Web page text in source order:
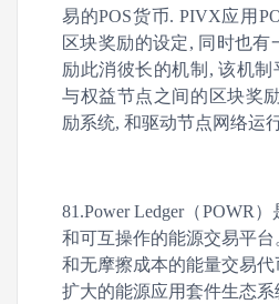
易的POS货币. PIVX应用
区块奖励的设定, 同时也有
励此消彼长的机制, 该机制
与权益节点之间的区块奖
励系统, 和驱动节点网络运行
81.Power Ledger（POWR
和可互操作的能源交易平
和无摩擦成本的能量交易代
扩大的能源应用套件生态系